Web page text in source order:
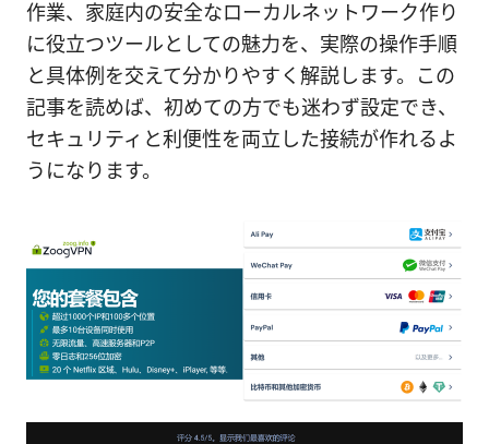
作業、家庭内の安全なローカルネットワーク作り
に役立つツールとしての魅力を、実際の操作手順
と具体例を交えて分かりやすく解説します。この
記事を読めば、初めての方でも迷わず設定でき、
セキュリティと利便性を両立した接続が作れるよ
うになります。